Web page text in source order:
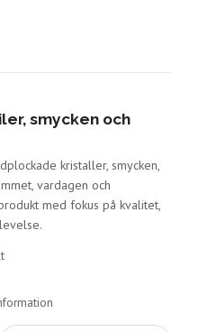
smycken och
kristaller, smycken,
vardagen och
med fokus på kvalitet,